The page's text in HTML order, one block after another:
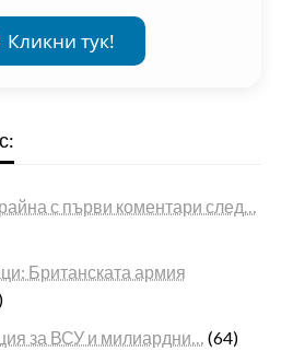
Кликни тук!
с първи коментари след…
Британската армия
за ВСУ и милиардни… (64)